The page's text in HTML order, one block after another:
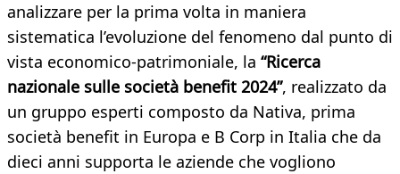
analizzare per la prima volta in maniera
sistematica l’evoluzione del fenomeno dal punto di
vista economico-patrimoniale, la “Ricerca
nazionale sulle società benefit 2024”, realizzato da
un gruppo esperti composto da Nativa, prima
società benefit in Europa e B Corp in Italia che da
dieci anni supporta le aziende che vogliono